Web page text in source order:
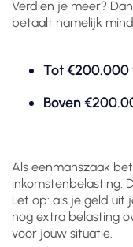
Verdien je meer?
betaalt namelijk
Tot €200.000
Boven
Als eenmanszaak
inkomstenbelasting.
Let op: als je geld uit
nog extra belasting
voor jouw situatie.